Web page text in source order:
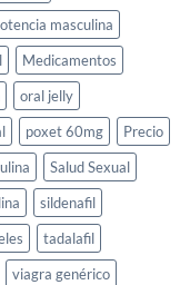
masculina
Medicamentos
oral jelly
poxet 60mg
Precio
Salud Sexual
sildenafil
tadalafil
viagra genérico